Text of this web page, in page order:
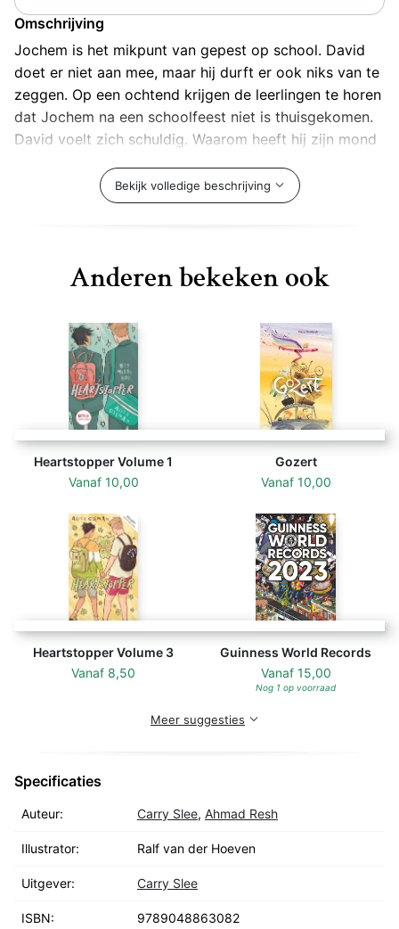
Omschrijving
Jochem is het mikpunt van gepest op school. David
doet er niet aan mee, maar hij durft er ook niks van te
zeggen. Op een ochtend krijgen de leerlingen te horen
dat Jochem na een schoolfeest niet is thuisgekomen.
David voelt zich schuldig. Waarom heeft hij zijn mond
het hem spijt. Hopelijk is het nog niet te laat...
Bekijk volledige beschrijving
Anderen bekeken ook
Heartstopper Volume 1
Vanaf 10,00
Gozert
Vanaf 10,00
Heartstopper Volume 3
Vanaf 8,50
Guinness World Records
Vanaf 15,00
Nog 1 op voorraad
Meer suggesties
Specificaties
Auteur: Carry Slee, Ahmad Resh
Illustrator: Ralf van der Hoeven
Uitgever: Carry Slee
ISBN: 9789048863082